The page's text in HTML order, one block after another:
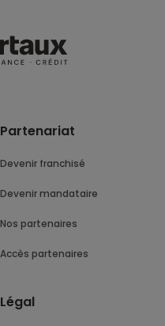
Partenariat
Devenir franchisé
Devenir mandataire
Nos partenaires
Accès partenaires
Légal